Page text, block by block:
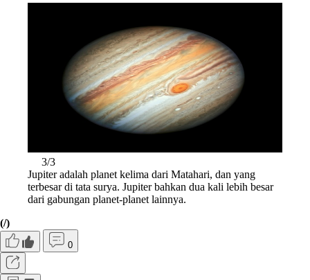
3/3
Jupiter adalah planet kelima dari Matahari, dan yang
terbesar di tata surya. Jupiter bahkan dua kali lebih besar
dari gabungan planet-planet lainnya.
(/)
0